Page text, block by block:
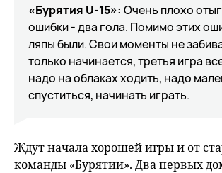
«Бурятия U-15»: Очень плохо
ошибки - два гола. Помимо этих
ляпы были. Свои моменты не
только начинается, третья игра
надо на облаках ходить, надо
спуститься, начинать играть.
Ждут начала хорошей игры и от
команды «Бурятии». Два первых